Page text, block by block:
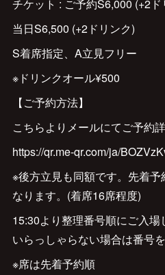
チケット : ご予約S6,000 (+2ド
当日S6,500 (+2ドリンク)
S着席指定、A立見フリー
※ドリンクオール¥500
【ご予約方法】
こちらよりメールにてご予約
https://qr.me-qr.com/ja/
※後方立見も同額です。先着
なります。(着席16席程度)
15:30より整理番号順にご入
いらっしゃらない場合は番号
※席は先着予約順